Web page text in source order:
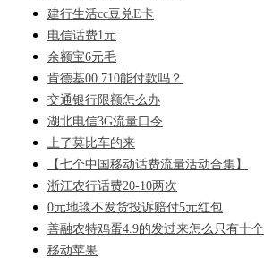
建行生活cc豆兑E卡
电信话费1元
余额宝6元毛
肯德基00.710能付款吗？
交通银行限额怎么办
湖北电信3G流量口令
上了莫比车的来
【七个中国移动话费流量活动合集】
浙江农行话费20-10两次
0元地毯不发货投诉赔付5元红包
善融农特鸡蛋4.9的发过来怎么只有十个
移动苹果